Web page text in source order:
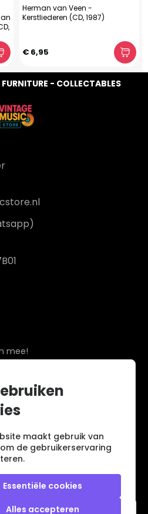
Herman van Veen -
Kerstliederen (CD, 1987)
€ 6,95
- COLLECTABLES
mee!
ontbinden
maakt gebruik van
de gebruikerservaring
Essentiële cookies
Alles accepteren